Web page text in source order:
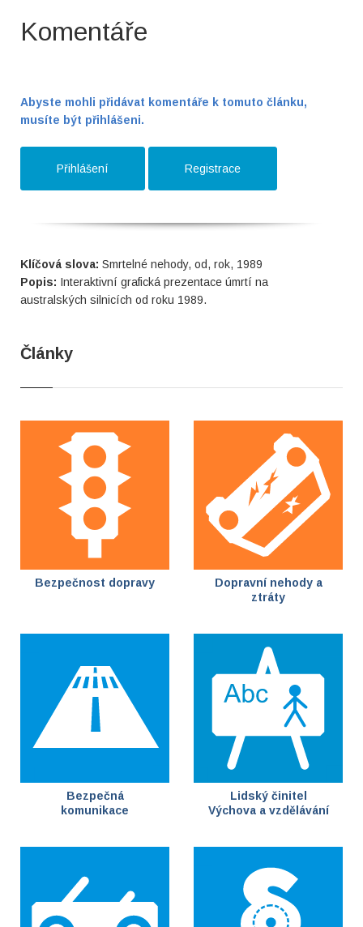
Komentáře
Abyste mohli přidávat komentáře k tomuto článku,
musíte být přihlášeni.
Přihlášení Registrace
Klíčová slova: Smrtelné nehody, od, rok, 1989
Popis: Interaktivní grafická prezentace úmrtí na
australských silnicích od roku 1989.
Články
Bezpečnost dopravy
Dopravní nehody a
ztráty
Bezpečná
komunikace
Lidský činitel
Výchova a vzdělávání